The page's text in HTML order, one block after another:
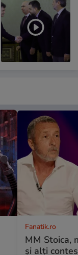
Fanatik.ro
MM Stoica,
și alți